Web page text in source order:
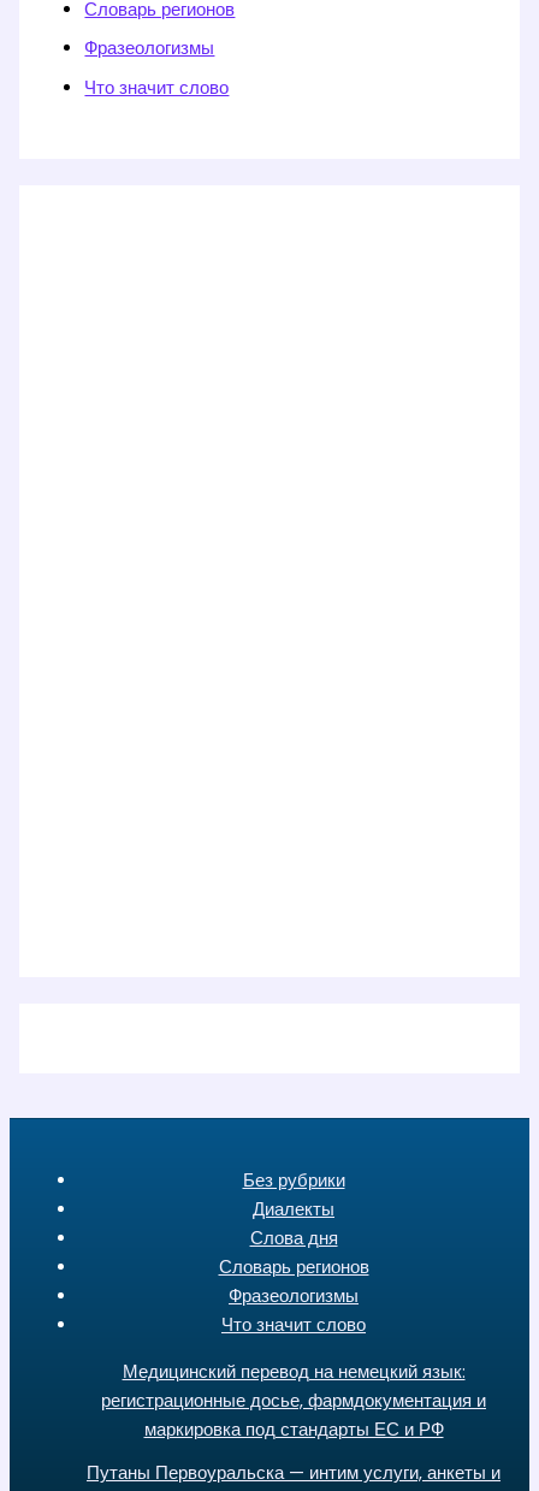
Словарь регионов
Фразеологизмы
Что значит слово
Без рубрики
Диалекты
Слова дня
Словарь регионов
Фразеологизмы
Что значит слово
Медицинский перевод на немецкий язык:
регистрационные досье, фармдокументация и
маркировка под стандарты ЕС и РФ
Путаны Первоуральска — интим услуги, анкеты и